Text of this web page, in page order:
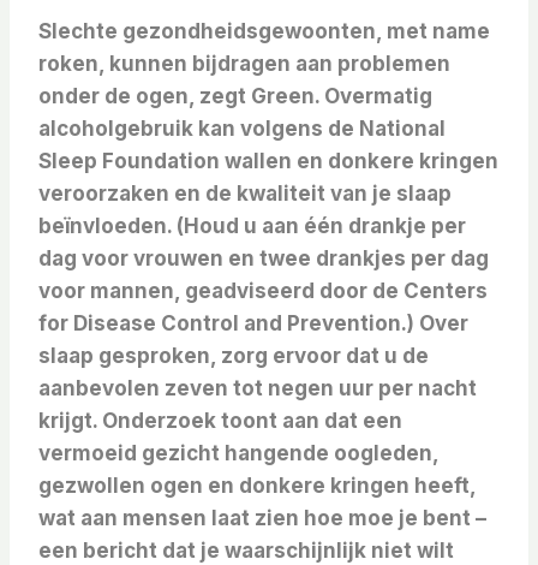
Slechte gezondheidsgewoonten, met name
roken, kunnen bijdragen aan problemen
onder de ogen, zegt Green. Overmatig
alcoholgebruik kan volgens de National
Sleep Foundation wallen en donkere kringen
veroorzaken en de kwaliteit van je slaap
beïnvloeden. (Houd u aan één drankje per
dag voor vrouwen en twee drankjes per dag
voor mannen, geadviseerd door de Centers
for Disease Control and Prevention.) Over
slaap gesproken, zorg ervoor dat u de
aanbevolen zeven tot negen uur per nacht
krijgt. Onderzoek toont aan dat een
vermoeid gezicht hangende oogleden,
gezwollen ogen en donkere kringen heeft,
wat aan mensen laat zien hoe moe je bent –
een bericht dat je waarschijnlijk niet wilt